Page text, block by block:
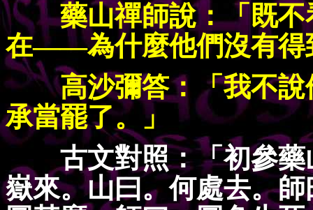
藥山禪師說：「既
在——為什麼他們沒有得
高沙彌答：「我不
承當罷了。」
古文對照：「初參
嶽來。山曰。何處去。